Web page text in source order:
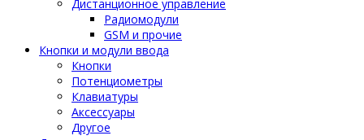
Дистанционное управление
Радиомодули
GSM и прочие
Кнопки и модули ввода
Кнопки
Потенциометры
Клавиатуры
Аксессуары
Другое